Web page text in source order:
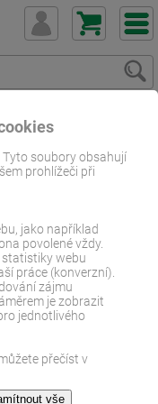
. Tyto soubory obsahují
prohlížeči při
jako například
povolené vždy.
webu
práce (konverzní).
zájmu
je zobrazit
jednotlivého
přečíst v
Dětské produkty
Paste Plus obnoovíte
posílíte zubní sklovinu a
vyvíjí až do 18 roku.
a také tenčí a
u stálého chrupu,